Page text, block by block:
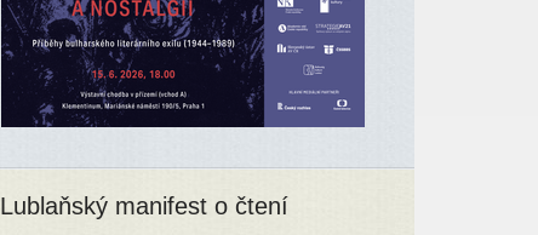
Lublaňský manifest o čtení